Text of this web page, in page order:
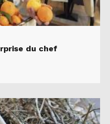
du chef